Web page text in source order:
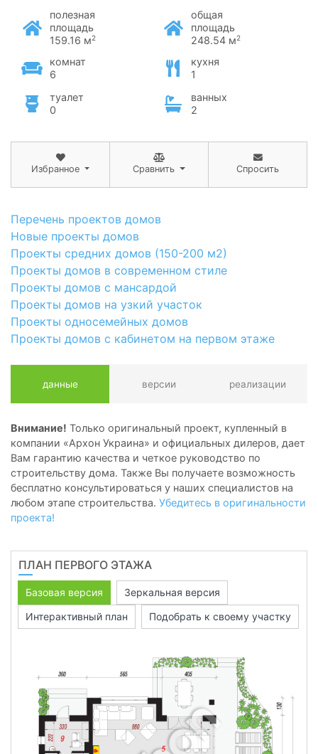
полезная
площадь
159.16 м2
общая
площадь
248.54 м2
комнат
6
кухня
1
туалет
0
ванных
2
Избранное Сравнить Спросить
Перечень проектов домов
Новые проекты домов
Проекты средних домов (150-200 м2)
Проекты домов в современном стиле
Проекты домов с мансардой
Проекты домов на узкий участок
Проекты односемейных домов
Проекты домов с кабинетом на первом этаже
данные версии реализации
Внимание! Только оригинальный проект, купленный в
компании «Архон Украина» и официальных дилеров, дает
Вам гарантию качества и четкое руководство по
строительству дома. Также Вы получаете возможность
бесплатно консультироваться у наших специалистов на
любом этапе строительства. Убедитесь в оригинальности
проекта!
ПЛАН ПЕРВОГО ЭТАЖА
Базовая версия
Зеркальная версия
Интерактивный план
Подобрать к своему участку